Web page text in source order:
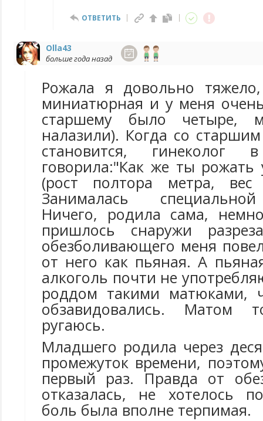
ОТВЕТИТЬ
Olla43
больше года назад
Рожала я довольно
миниатюрная и у меня
старшему было четыре,
налазили). Когда со
становится,
говорила:"Как же ты
(рост полтора метра,
Занималась
Ничего, родила сама,
пришлось снаружи
обезболивающего меня
от него как пьяная. А
алкоголь почти не
роддом такими матюками,
обзавидовались. Матом
ругаюсь.
Младшего родила через
промежуток времени,
первый раз. Правда от
отказалась, не хотелось
боль была вполне терпимая.